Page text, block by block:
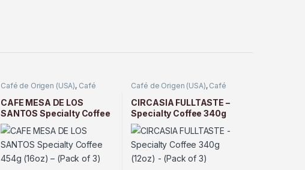
Café de Origen (USA), Café
CAFE MESA DE LOS
SANTOS Specialty Coffee
454g (16oz) – (Pack of 3)
Café de Origen (USA), Café
CIRCASIA FULLTASTE –
Specialty Coffee 340g
(12oz) – (Pack of 3)